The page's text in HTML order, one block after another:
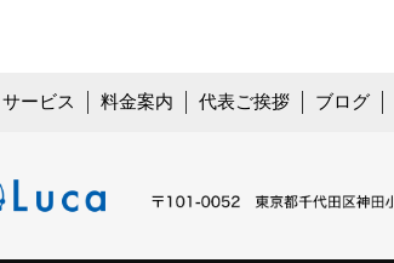
サービス 料金案内 代表ご挨拶 ブログ